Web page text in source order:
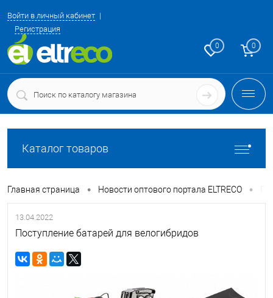
Войти в личный кабинет
Регистрация
0 0
Каталог товаров
Главная страница • Новости оптового портала ELTRECO •
13.04.2022
Поступление батарей для велогибридов